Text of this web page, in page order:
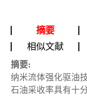
摘要
相似文献
摘要:
纳米流体强化驱油
石油采收率具有十